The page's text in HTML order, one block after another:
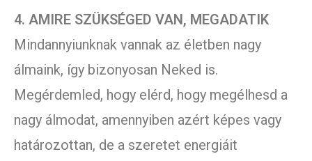
4. AMIRE SZÜKSÉGED VAN, MEGADATIK
Mindannyiunknak vannak az életben nagy
álmaink, így bizonyosan Neked is.
Megérdemled, hogy elérd, hogy megélhesd a
nagy álmodat, amennyiben azért képes vagy
határozottan, de a szeretet energiáit